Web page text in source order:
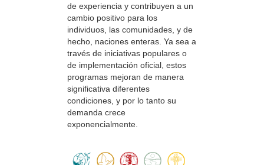
de experiencia y contribuyen a un
cambio positivo para los
individuos, las comunidades, y de
hecho, naciones enteras. Ya sea a
través de iniciativas populares o
de implementación oficial, estos
programas mejoran de manera
significativa diferentes
condiciones, y por lo tanto su
demanda crece
exponencialmente.